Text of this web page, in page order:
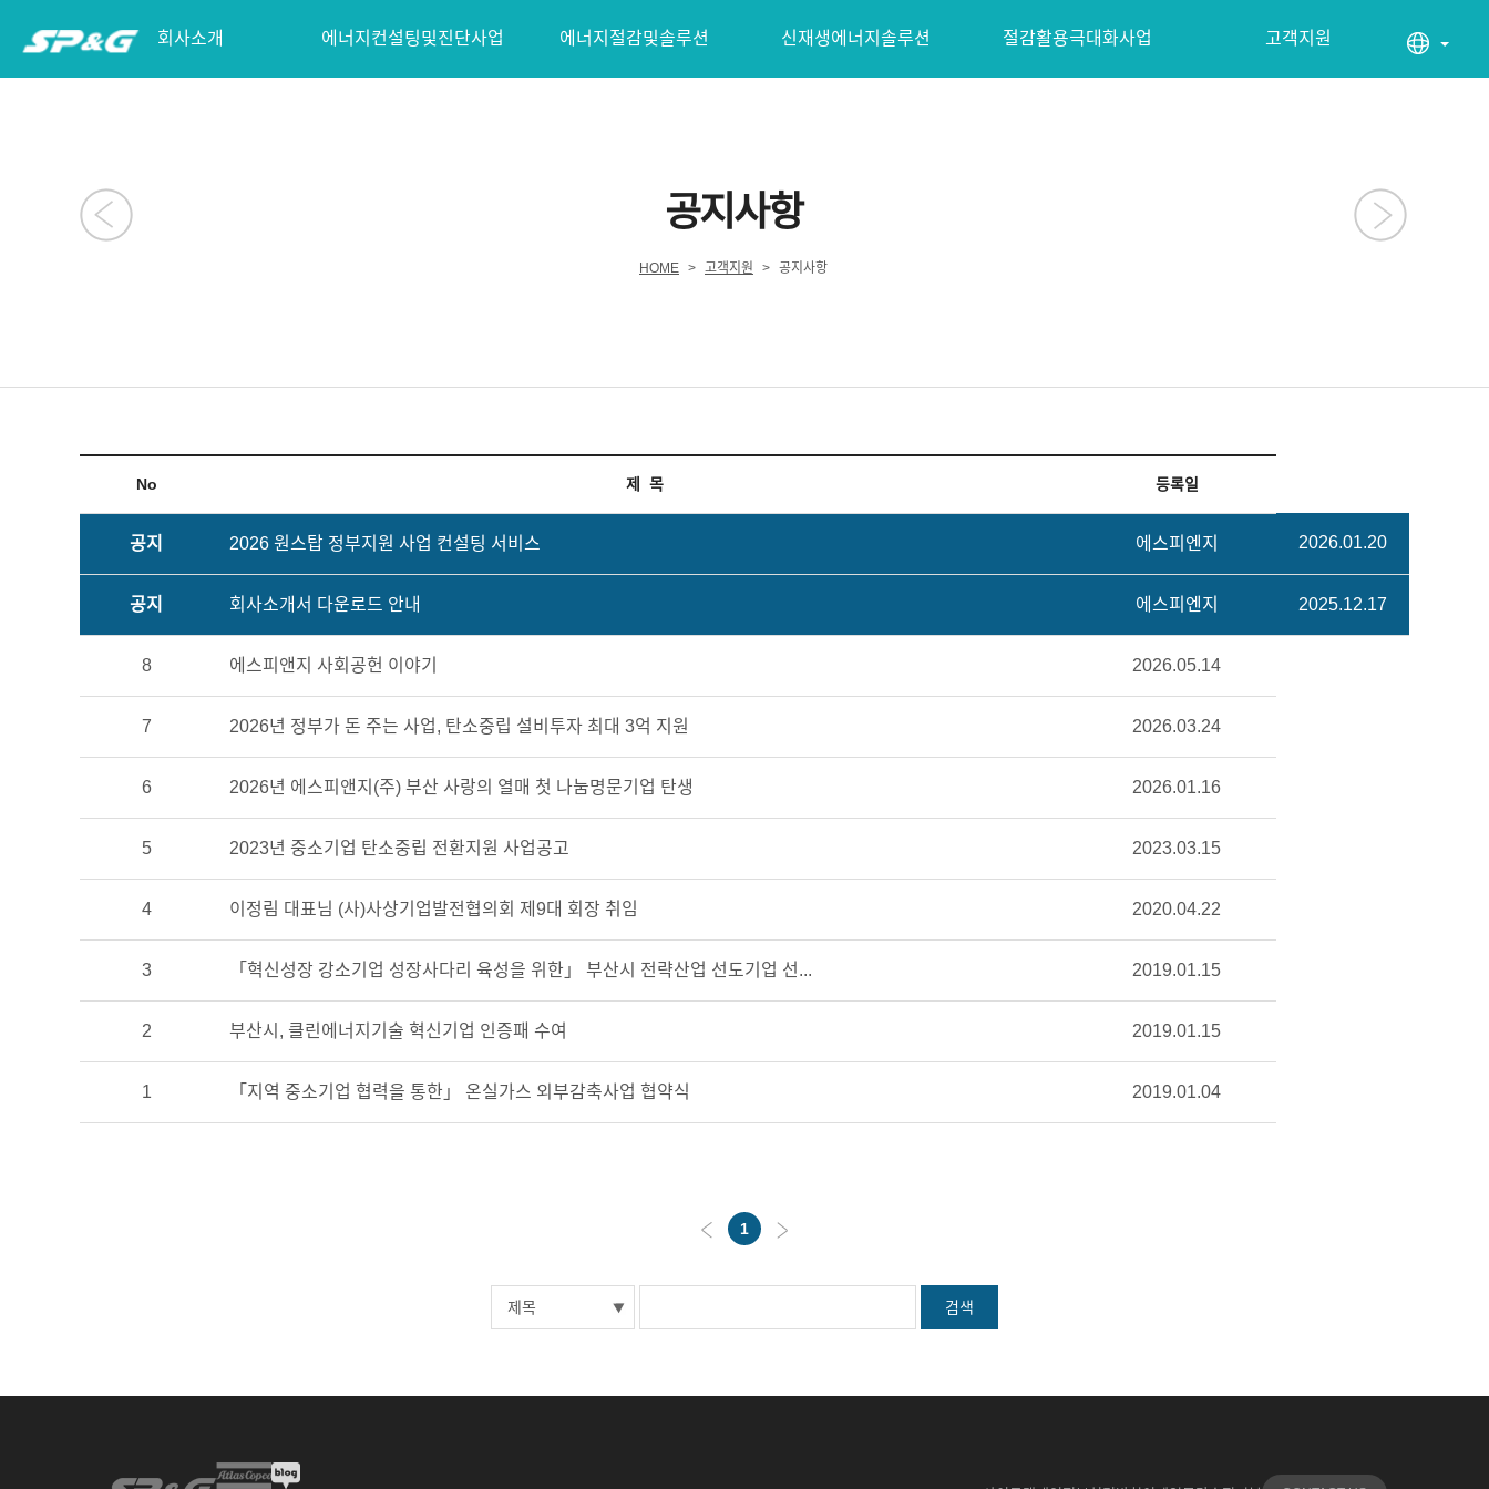
회사소개 에너지컨설팅및진단사업 에너지절감및솔루션 신재생에너지솔루션 절감활용극대화사업 고객지원
공지사항
HOME > 고객지원 > 공지사항
No 제 목 등록일
공지 2026 원스탑 정부지원 사업 컨설팅 서비스 에스피엔지 2026.01.20
공지 회사소개서 다운로드 안내 에스피엔지 2025.12.17
8 에스피앤지 사회공헌 이야기 2026.05.14
7 2026년 정부가 돈 주는 사업, 탄소중립 설비투자 최대 3억 지원 2026.03.24
6 2026년 에스피앤지(주) 부산 사랑의 열매 첫 나눔명문기업 탄생 2026.01.16
5 2023년 중소기업 탄소중립 전환지원 사업공고 2023.03.15
4 이정림 대표님 (사)사상기업발전협의회 제9대 회장 취임 2020.04.22
3 「혁신성장 강소기업 성장사다리 육성을 위한」 부산시 전략산업 선도기업 선... 2019.01.15
2 부산시, 클린에너지기술 혁신기업 인증패 수여 2019.01.15
1 「지역 중소기업 협력을 통한」 온실가스 외부감축사업 협약식 2019.01.04
1